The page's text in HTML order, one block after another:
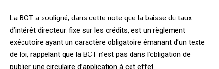
La BCT a souligné, dans cette note que la baisse du taux
d’intérêt directeur, fixe sur les crédits, est un règlement
exécutoire ayant un caractère obligatoire émanant d’un texte
de loi, rappelant que la BCT n’est pas dans l’obligation de
publier une circulaire d’application à cet effet.